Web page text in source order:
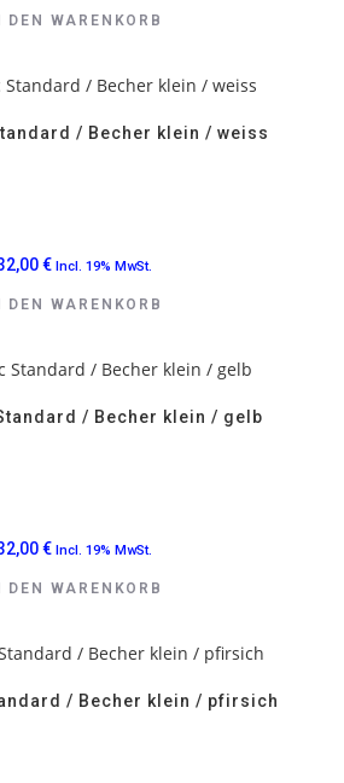
DEN WARENKORB
/ Becher klein / weiss
€ Incl. 19% MwSt.
DEN WARENKORB
/ Becher klein / gelb
€ Incl. 19% MwSt.
DEN WARENKORB
/ Becher klein / pfirsich